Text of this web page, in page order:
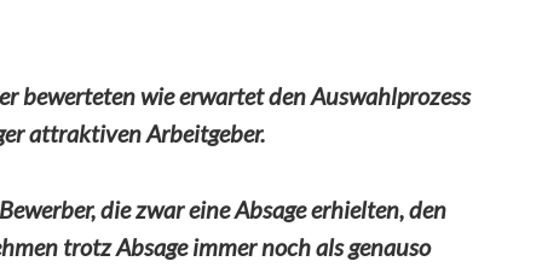
bewerteten wie erwartet den Auswahlprozess
attraktiven Arbeitgeber.
die zwar eine Absage erhielten, den
trotz Absage immer noch als genauso